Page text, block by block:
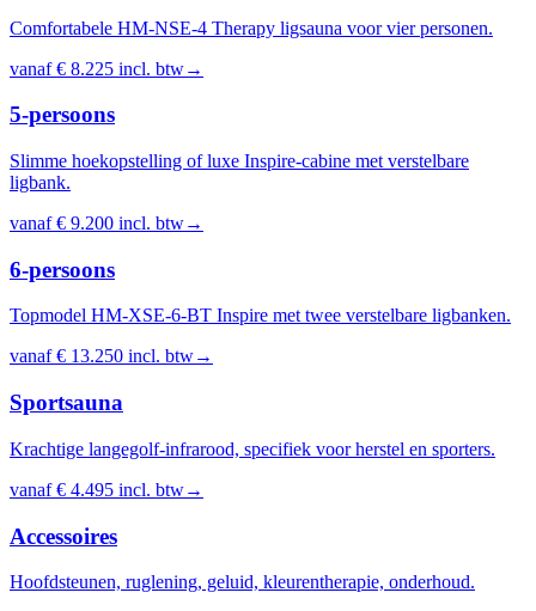
Comfortabele HM-NSE-4 Therapy ligsauna voor vier personen.
vanaf€ 8.225 incl. btw→
5-persoons
Slimme hoekopstelling of luxe Inspire-cabine met verstelbare
ligbank.
vanaf€ 9.200 incl. btw→
6-persoons
Topmodel HM-XSE-6-BT Inspire met twee verstelbare ligbanken.
vanaf€ 13.250 incl. btw→
Sportsauna
Krachtige langegolf-infrarood, specifiek voor herstel en sporters.
vanaf€ 4.495 incl. btw→
Accessoires
Hoofdsteunen, ruglening, geluid, kleurentherapie, onderhoud.